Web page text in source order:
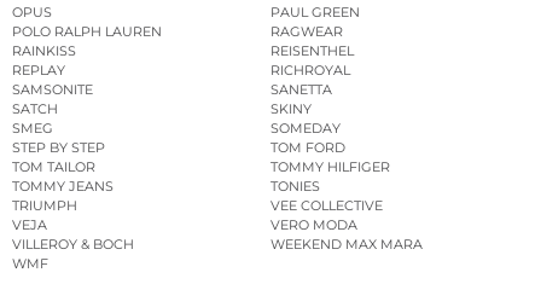
OPUS
PAUL GREEN
POLO RALPH LAUREN
RAGWEAR
RAINKISS
REISENTHEL
REPLAY
RICHROYAL
SAMSONITE
SANETTA
SATCH
SKINY
SMEG
SOMEDAY
STEP BY STEP
TOM FORD
TOM TAILOR
TOMMY HILFIGER
TOMMY JEANS
TONIES
TRIUMPH
VEE COLLECTIVE
VEJA
VERO MODA
VILLEROY & BOCH
WEEKEND MAX MARA
WMF